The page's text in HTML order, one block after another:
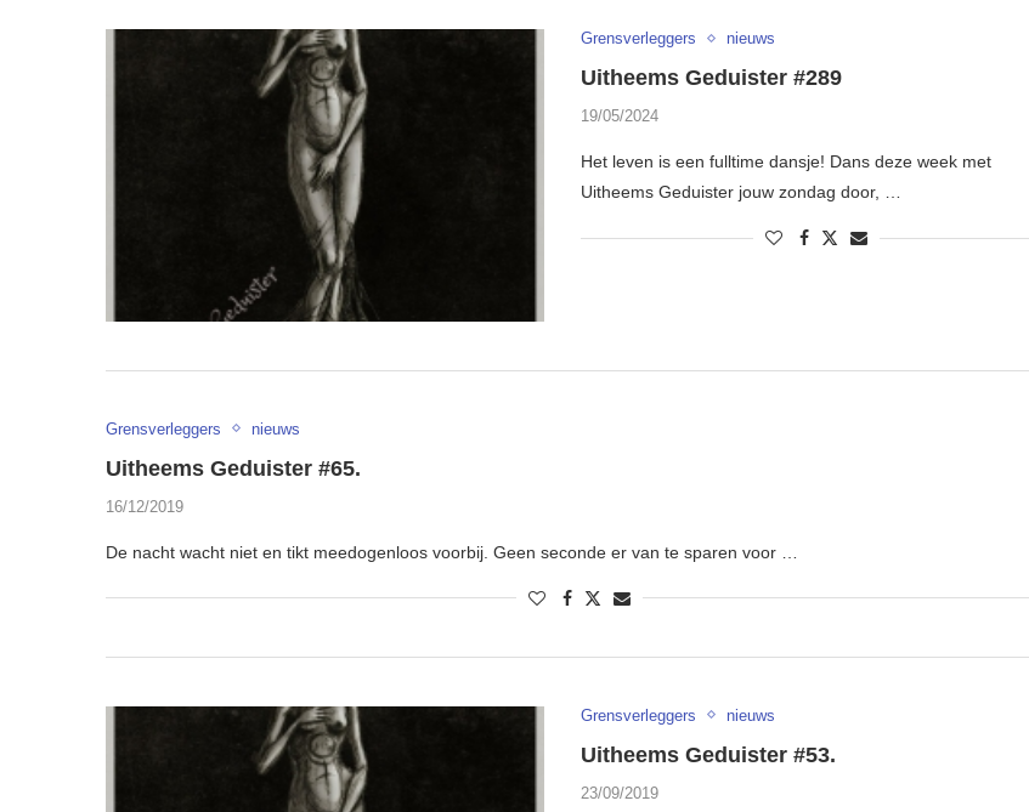
Grensverleggers nieuws
Uitheems Geduister #289
19/05/2024
Het leven is een fulltime dansje! Dans deze week met
Uitheems Geduister jouw zondag door, …
Grensverleggers nieuws
Uitheems Geduister #65.
16/12/2019
De nacht wacht niet en tikt meedogenloos voorbij. Geen seconde er van te sparen voor …
Grensverleggers nieuws
Uitheems Geduister #53.
23/09/2019